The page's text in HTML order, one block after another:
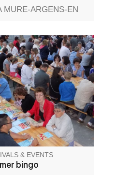
MURE-ARGENS-EN
the plane trees, the
des fêtes organizes its
bingo. Lots of prizes to
& EVENTS
bingo